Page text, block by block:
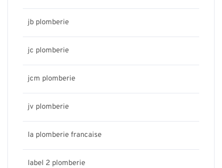
jb plomberie
jc plomberie
jcm plomberie
jv plomberie
la plomberie francaise
label 2 plomberie